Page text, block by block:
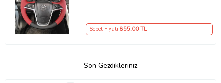
Sepet Fiyatı 855,00 TL
Son Gezdikleriniz